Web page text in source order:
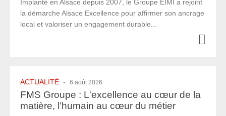
Implanté en Alsace depuis 2007, le Groupe EIMI a rejoint
la démarche Alsace Excellence pour affirmer son ancrage
local et valoriser un engagement durable...
ACTUALITÉ - 6 août 2026
FMS Groupe : L'excellence au cœur de la
matière, l’humain au cœur du métier